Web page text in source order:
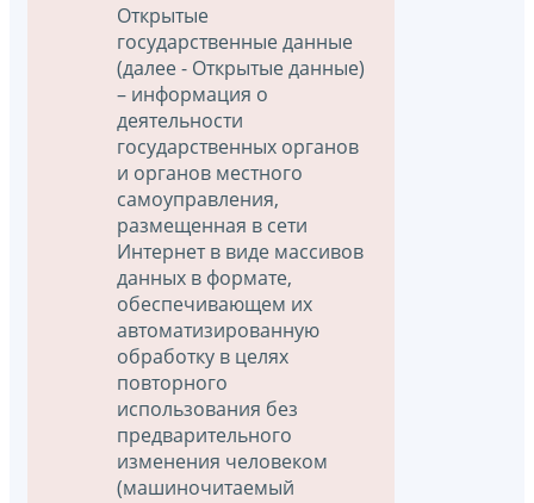
Открытые
государственные данные
(далее - Открытые данные)
– информация о
деятельности
государственных органов
и органов местного
самоуправления,
размещенная в сети
Интернет в виде массивов
данных в формате,
обеспечивающем их
автоматизированную
обработку в целях
повторного
использования без
предварительного
изменения человеком
(машиночитаемый